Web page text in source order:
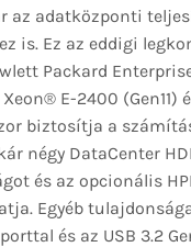
az adatközponti
is. Ez az eddigi
Packard
E-2400 (Gen11)
biztosítja a
négy DataCenter
és az opcionális
Egyéb
és az USB 3.2